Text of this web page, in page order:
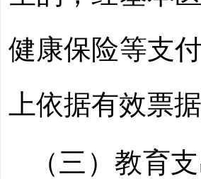
健康保险等支
上依据有效票
（三）教育